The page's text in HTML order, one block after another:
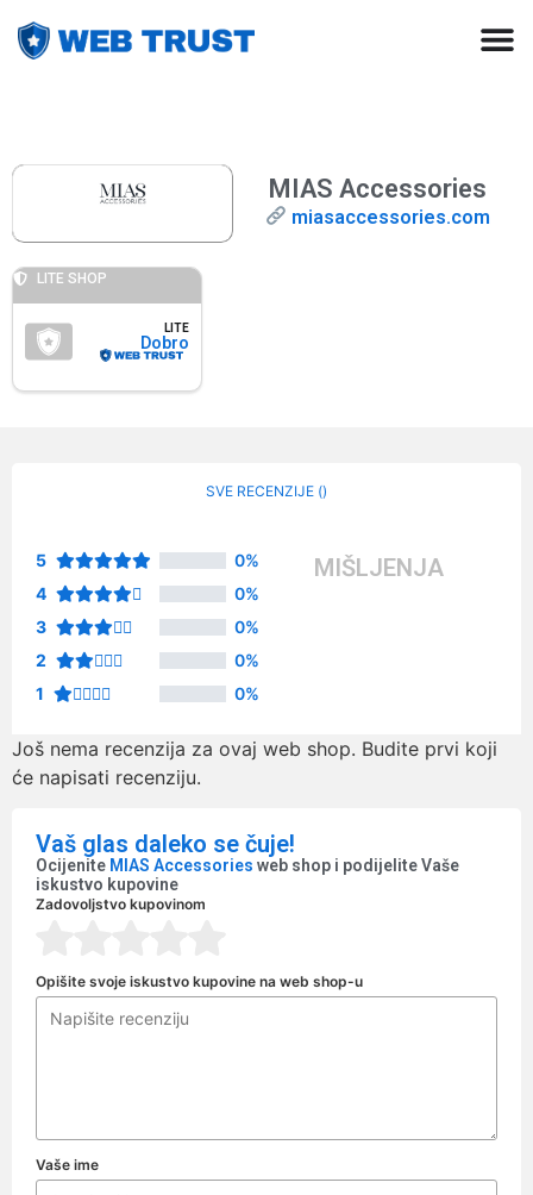
MIAS Accessories
miasaccessories.com
LITE SHOP
LITE
Dobro
SVE RECENZIJE ()
5
0%
4
0%
3
0%
2
0%
1
0%
MIŠLJENJA
Još nema recenzija za ovaj web shop. Budite prvi koji
će napisati recenziju.
Vaš glas daleko se čuje!
Ocijenite MIAS Accessories web shop i podijelite Vaše
iskustvo kupovine
Zadovoljstvo kupovinom
Opišite svoje iskustvo kupovine na web shop-u
Vaše ime